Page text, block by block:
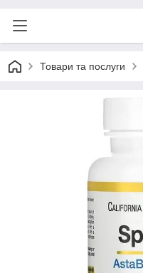
Товари та послуги